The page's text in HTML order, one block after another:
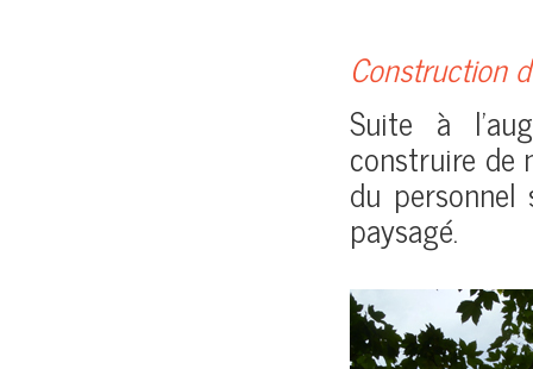
Construction
Suite à
construire de
du
paysagé.